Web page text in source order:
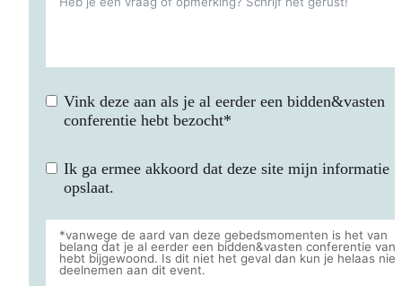
Vink deze aan als je al eerder een bidden&vasten
conferentie hebt bezocht*
Ik ga ermee akkoord dat deze site mijn informatie
opslaat.